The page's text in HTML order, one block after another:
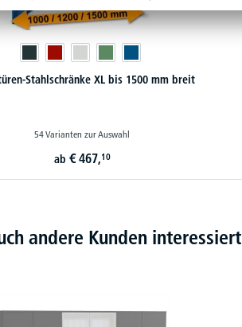
Stahlschränke XL bis 1500 mm breit
54 Varianten zur Auswahl
ab € 467,10
andere Kunden interessiert